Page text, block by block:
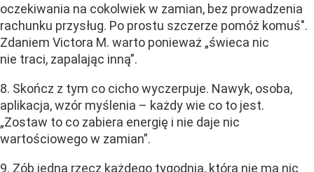
oczekiwania na cokolwiek w zamian, bez prowadzenia
rachunku przysług. Po prostu szczerze pomóż komuś".
Zdaniem Victora M. warto ponieważ „świeca nic
nie traci, zapalając inną”.
8. Skończ z tym co cicho wyczerpuje. Nawyk, osoba,
aplikacja, wzór myślenia – każdy wie co to jest.
„Zostaw to co zabiera energię i nie daje nic
wartościowego w zamian”.
9. Zób jedną rzecz każdego tygodnia, która nie ma nic